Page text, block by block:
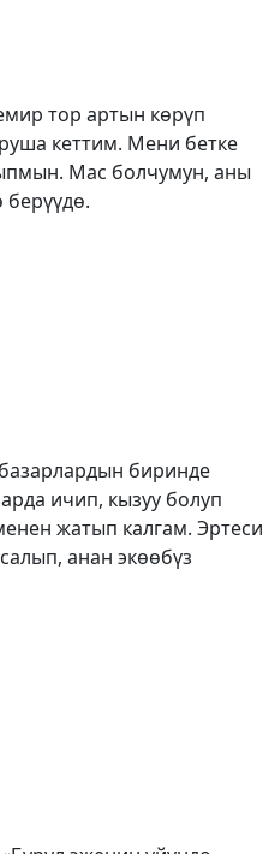
тор артын көрүп
кеттим. Мени бетке
Мас болчумун, аны
биринде
ичип, кызуу болуп
жатып калгам. Эртеси
анан экөөбүз